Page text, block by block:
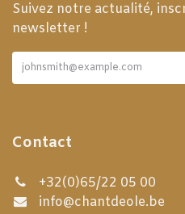
Suivez notre actualité,
newsletter !
Contact
+32(0)65/22 05 00
info@chantdeole.be